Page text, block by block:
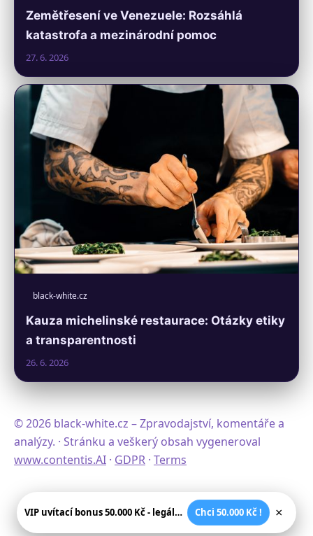
Zemětřesení ve Venezuele: Rozsáhlá
katastrofa a mezinárodní pomoc
27. 6. 2026
black-white.cz
Kauza michelinské restaurace: Otázky etiky
a transparentnosti
26. 6. 2026
© 2026 black-white.cz – Zpravodajství, komentáře a
analýzy. · Stránku a veškerý obsah vygeneroval
www.contentis.AI · GDPR · Terms
VIP uvítací bonus 50.000 Kč - legální české kasíno Chci 50.000 Kč ! ×